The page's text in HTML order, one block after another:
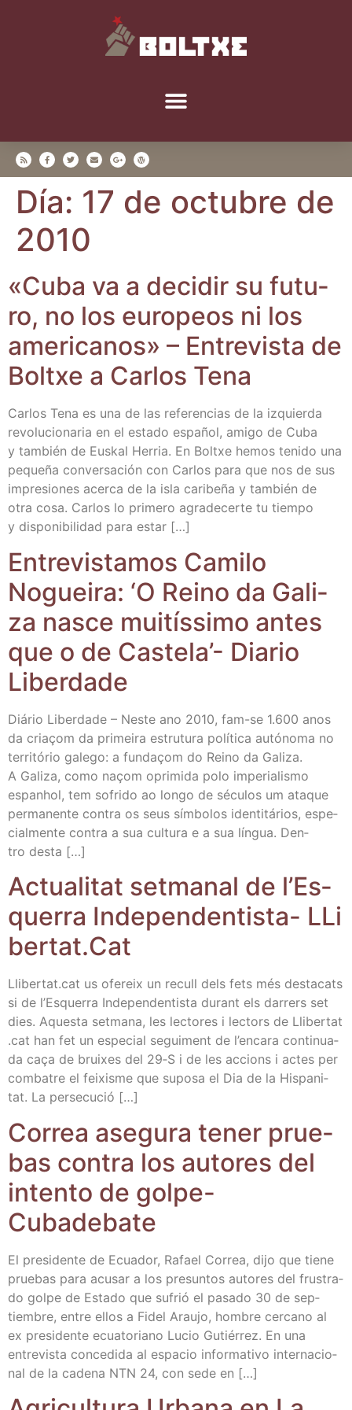
Día: 17 de octubre de
2010
«Cuba va a deci­dir su futu­
ro, no los euro­peos ni los
ame­ri­ca­nos» – Entre­vis­ta de
Boltxe a Car­los Tena
Car­los Tena es una de las refe­ren­cias de la izquier­da
revo­lu­cio­na­ria en el esta­do espa­ñol, ami­go de Cuba
y tam­bién de Eus­kal Herria. En Boltxe hemos teni­do una
peque­ña con­ver­sa­ción con Car­los para que nos de sus
impre­sio­nes acer­ca de la isla cari­be­ña y tam­bién de
otra cosa. Car­los lo pri­me­ro agra­de­cer­te tu tiem­po
y dis­po­ni­bi­li­dad para estar […]
Entre­vis­ta­mos Cami­lo
Noguei­ra: ‘O Rei­no da Gali­
za nas­ce mui­tís­si­mo antes
que o de Cas­te­la’- Dia­rio
Liberdade
Diá­rio Liber­da­de – Nes­te ano 2010, fam-se 1.600 anos
da criaçom da pri­mei­ra estru­tu­ra polí­ti­ca autó­no­ma no
terri­tó­rio gale­go: a fun­daçom do Rei­no da Gali­za.
A Gali­za, como naçom opri­mi­da polo impe­ria­lis­mo
espanhol, tem sofri­do ao lon­go de sécu­los um ata­que
per­ma­nen­te con­tra os seus sím­bo­los iden­ti­tá­rios, espe­
cial­men­te con­tra a sua cul­tu­ra e a sua lín­gua. Den­
tro desta […]
Actua­li­tat set­ma­nal de l’Es­
que­rra Inde­pen­den­tis­ta- LLi​
ber​tat​.Cat
Lli​ber​tat​.cat us ofe­reix un recull dels fets més des­ta­cats
si de l’Es­que­rra Inde­pen­den­tis­ta durant els darrers set
dies. Aques­ta set­ma­na, les lec­to­res i lec­tors de Lli​ber​tat​
.cat han fet un espe­cial segui­ment de l’en­ca­ra con­ti­nua­
da caça de brui­xes del 29‑S i de les accions i actes per
com­ba­tre el fei­xis­me que supo­sa el Dia de la His­pa­ni­
tat. La persecució […]
Correa ase­gu­ra tener prue­
bas con­tra los auto­res del
inten­to de gol­pe-
Cubadebate
El pre­si­den­te de Ecua­dor, Rafael Correa, dijo que tie­ne
prue­bas para acu­sar a los pre­sun­tos auto­res del frus­tra­
do gol­pe de Esta­do que sufrió el pasa­do 30 de sep­
tiem­bre, entre ellos a Fidel Arau­jo, hom­bre cer­cano al
ex pre­si­den­te ecua­to­riano Lucio Gutié­rrez. En una
entre­vis­ta con­ce­di­da al espa­cio infor­ma­ti­vo inter­na­cio­
nal de la cade­na NTN 24, con sede en […]